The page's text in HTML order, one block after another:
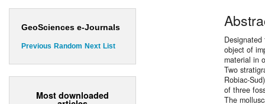
GeoSciences e-Journals
Previous Random Next List
Most downloaded
object of
material in
Two
Robiac-
of three
The